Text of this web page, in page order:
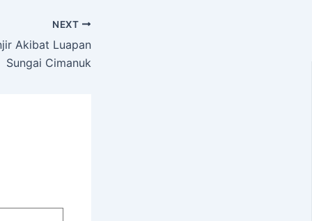
NEXT
Akibat Luapan
Sungai Cimanuk